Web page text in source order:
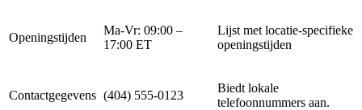
Openingstijden
Ma-Vr: 09:00 –
17:00 ET
Lijst met locatie-specifieke
openingstijden
Contactgegevens (404) 555-0123
Biedt lokale
telefoonnummers aan.